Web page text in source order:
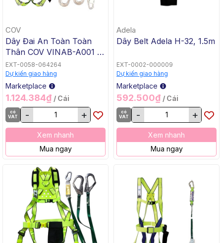
COV
Dây Đai An Toàn Toàn
Thân COV VINAB-A001 2
Móc Nhôm Thường Có
Đai Bụng, Bản Rộng
43mm, Dây Nối 1.2m
EXT-0058-064264
Dự kiến giao hàng
Marketplace
1.124.384₫ / Cái
có
VAT
- +
Xem nhanh
Mua ngay
Adela
Dây Belt Adela H-32, 1.5m
EXT-0002-000009
Dự kiến giao hàng
Marketplace
592.500₫ / Cái
có
VAT
- +
Xem nhanh
Mua ngay